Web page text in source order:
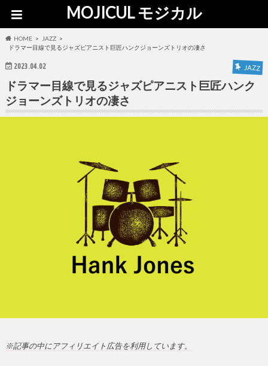
MOJICUL モジカル
HOME
JAZZ
ドラマー目線で見るジャズピアニスト巨匠ハンクジョーンズトリオの凄さ
2023.04.02 JAZZ
ドラマー目線で見るジャズピアニスト巨匠ハンク
ジョーンズトリオの凄さ
※記事の中にアフィリエイト広告を利用しています。